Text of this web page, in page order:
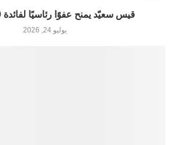
قيس سعيّد يمنح عفوًا رئاسيًا لفائدة 2439 سجينًا
يوليو 24, 2026